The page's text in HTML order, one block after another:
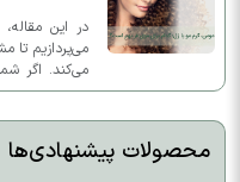
در این
می‌پردازیم
می‌کند. اگر
تردید
محصولات پیشنهادی‌ها